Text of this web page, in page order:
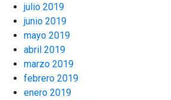
julio 2019
junio 2019
mayo 2019
abril 2019
marzo 2019
febrero 2019
enero 2019